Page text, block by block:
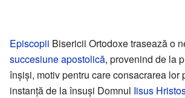
Episcopii Bisericii Ortodoxe trasează o
succesiune apostolică, provenind de la
înșiși, motiv pentru care consacrarea lor
instanță de la însuși Domnul Iisus